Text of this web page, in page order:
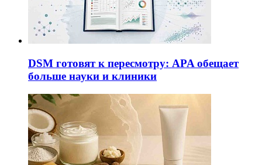
DSM готовят к пересмотру: APA обещает
больше науки и клиники